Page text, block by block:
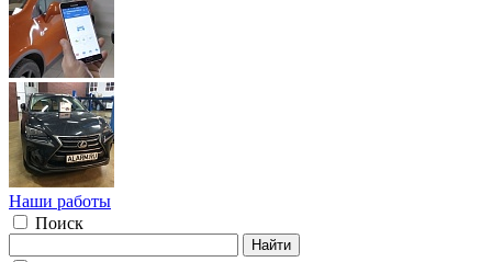
Наши работы
Поиск
Найти